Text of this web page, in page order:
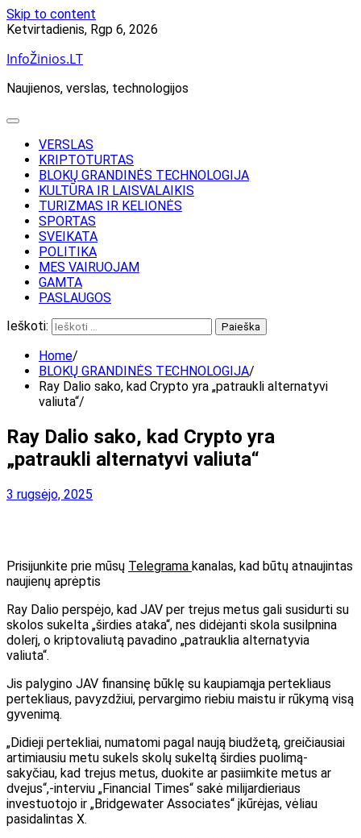
Skip to content
Ketvirtadienis, Rgp 6, 2026
InfoŽinios.LT
Naujienos, verslas, technologijos
VERSLAS
KRIPTOTURTAS
BLOKŲ GRANDINĖS TECHNOLOGIJA
KULTŪRA IR LAISVALAIKIS
TURIZMAS IR KELIONĖS
SPORTAS
SVEIKATA
POLITIKA
MES VAIRUOJAM
GAMTA
PASLAUGOS
Ieškoti:
Home
BLOKŲ GRANDINĖS TECHNOLOGIJA
Ray Dalio sako, kad Crypto yra „patraukli alternatyvi
valiuta“
Ray Dalio sako, kad Crypto yra
„patraukli alternatyvi valiuta“
3 rugsėjo, 2025
Prisijunkite prie mūsų Telegrama kanalas, kad būtų atnaujintas
naujienų aprėptis
Ray Dalio perspėjo, kad JAV per trejus metus gali susidurti su
skolos sukelta „širdies ataka“, nes didėjanti skola susilpnina
dolerį, o kriptovaliutą pavadino „patrauklia alternatyvia
valiuta“.
Jis palygino JAV finansinę būklę su kaupiamąja pertekliaus
pertekliaus, pavyzdžiui, pervargimo riebiu maistu ir rūkymą visą
gyvenimą.
„Didieji pertekliai, numatomi pagal naują biudžetą, greičiausiai
artimiausiu metu sukels skolų sukeltą širdies puolimą-
sakyčiau, kad trejus metus, duokite ar pasiimkite metus ar
dvejus“,-interviu „Financial Times“ sakė milijardieriaus
investuotojo ir „Bridgewater Associates“ įkūrėjas, vėliau
pasidalintas X.